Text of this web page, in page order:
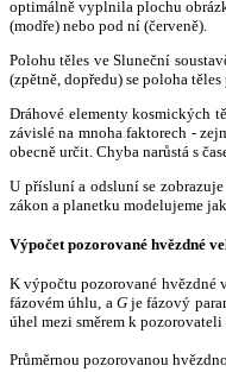
optimálně vyplnila plochu
(modře) nebo pod ní (červeně).
Polohu těles ve Sluneční
(zpětně, dopředu) se poloha
Dráhové elementy kosmických
závislé na mnoha faktorech -
obecně určit. Chyba narůstá s
U přísluní a odsluní se
zákon a planetku modelujeme
Výpočet pozorované hvězdné
K výpočtu pozorované hvězdné
fázovém úhlu, a Gje fázový
úhel mezi směrem k
Průměrnou pozorovanou